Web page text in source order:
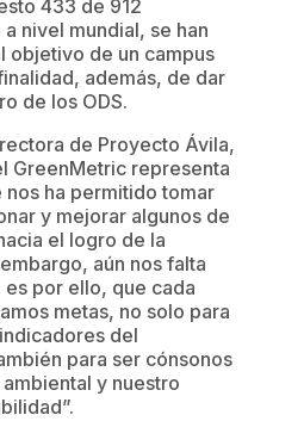
433 de 912
nivel mundial, se han
objetivo de un campus
además, de dar
de los ODS.
de Proyecto Ávila,
GreenMetric representa
nos ha permitido tomar
y mejorar algunos de
el logro de la
aún nos falta
por ello, que cada
metas, no solo para
del
para ser cónsonos
y nuestro